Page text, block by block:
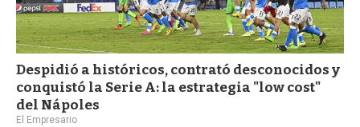
Despidió a históricos, contrató desconocidos y
conquistó la Serie A: la estrategia "low cost"
del Nápoles
El Empresario